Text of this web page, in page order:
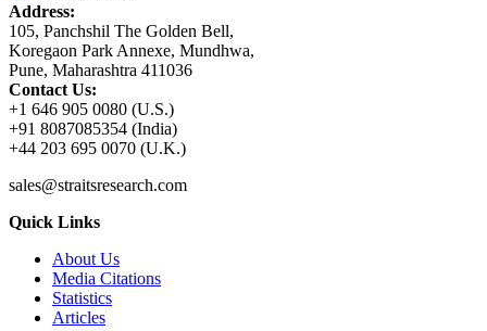
Address:
105, Panchshil The Golden Bell,
Koregaon Park Annexe, Mundhwa,
Pune, Maharashtra 411036
Contact Us:
+1 646 905 0080 (U.S.)
+91 8087085354 (India)
+44 203 695 0070 (U.K.)
sales@straitsresearch.com
Quick Links
About Us
Media Citations
Statistics
Articles